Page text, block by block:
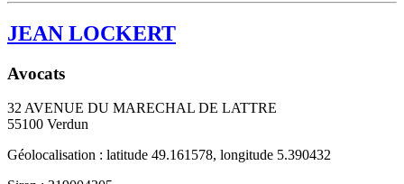
JEAN LOCKERT
Avocats
32 AVENUE DU MARECHAL DE LATTRE
55100 Verdun
Géolocalisation : latitude 49.161578, longitude 5.390432